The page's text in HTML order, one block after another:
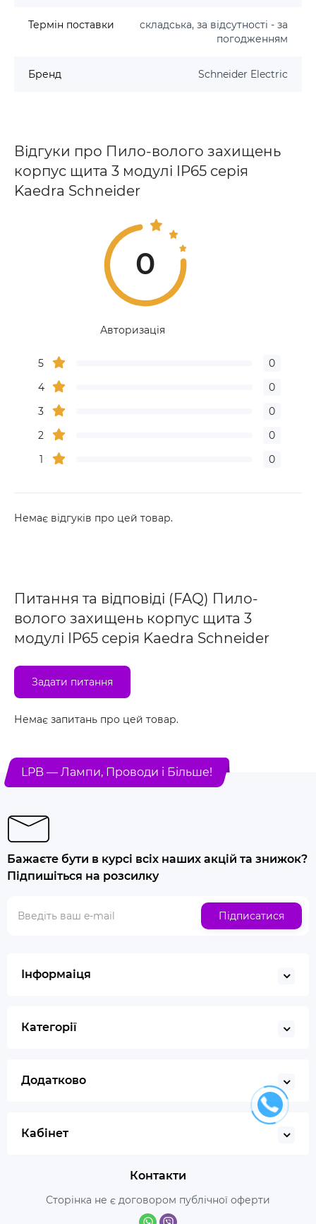
Термін поставки
складська, за відсутності - за
погодженням
Бренд Schneider Electric
Відгуки про Пило-волого захищень
корпус щита 3 модулі IP65 серія
Kaedra Schneider
0
Авторизація
5
0
4
0
3
0
2
0
1
0
Немає відгуків про цей товар.
Питання та відповіді (FAQ) Пило-
волого захищень корпус щита 3
модулі IP65 серія Kaedra Schneider
Задати питання
Немає запитань про цей товар.
LPB — Лампи, Проводи і Більше!
Бажаєте бути в курсі всіх наших акцій та знижок?
Підпишіться на розсилку
Підписатися
Інформаіця
Категорії
Додатково
Кабінет
Контакти
Сторінка не є договором публічної оферти